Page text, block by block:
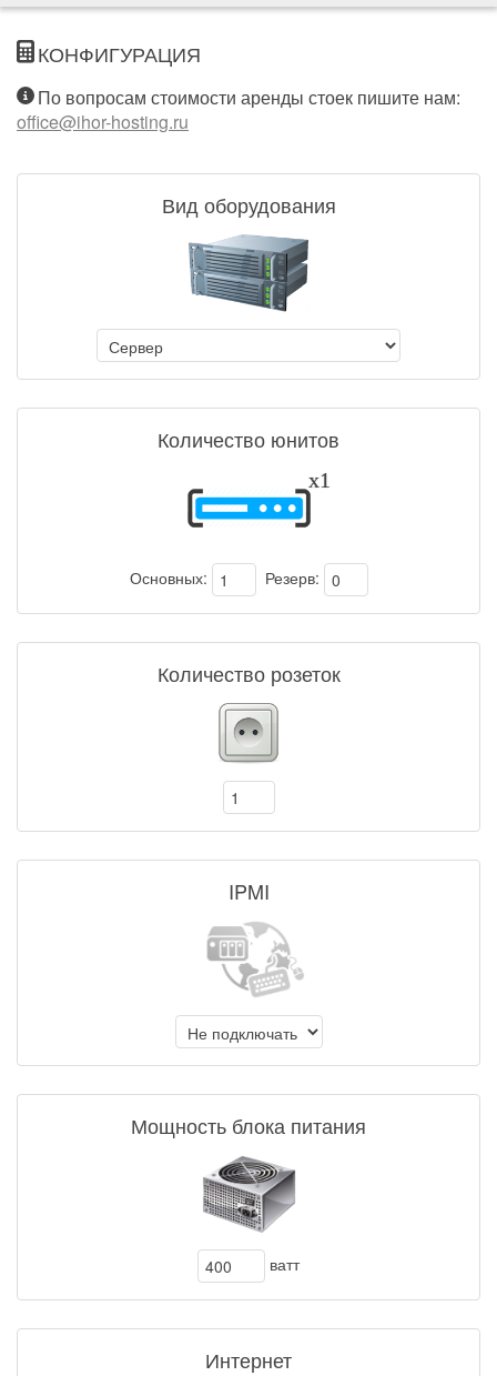
КОНФИГУРАЦИЯ
По вопросам стоимости аренды стоек пишите нам:
office@ihor-hosting.ru
Вид оборудования
Количество юнитов
x1
Основных: Резерв:
Количество розеток
IPMI
Мощность блока питания
ватт
Интернет